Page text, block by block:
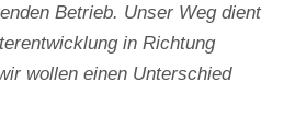
Betrieb. Unser Weg dient
in Richtung
wollen einen Unterschied